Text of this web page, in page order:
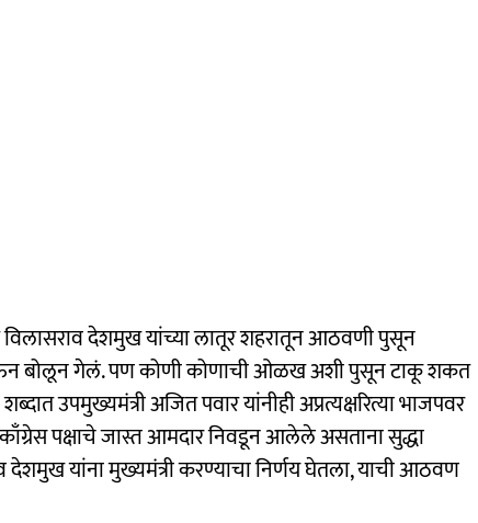
विलासराव देशमुख यांच्या लातूर शहरातून आठवणी पुसून
बोलून गेलं. पण कोणी कोणाची ओळख अशी पुसून टाकू शकत
उपमुख्यमंत्री अजित पवार यांनीही अप्रत्यक्षरित्या भाजपवर
काँग्रेस पक्षाचे जास्त आमदार निवडून आलेले असताना सुद्धा
देशमुख यांना मुख्यमंत्री करण्याचा निर्णय घेतला, याची आठवण